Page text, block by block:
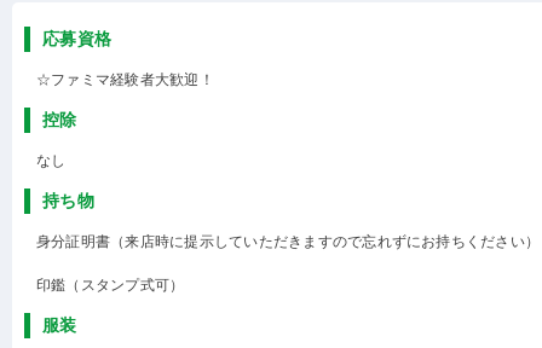
応募資格
☆ファミマ経験者大歓迎！
控除
なし
持ち物
身分証明書（来店時に提示していただきますので忘れずにお持ちください）
印鑑（スタンプ式可）
服装